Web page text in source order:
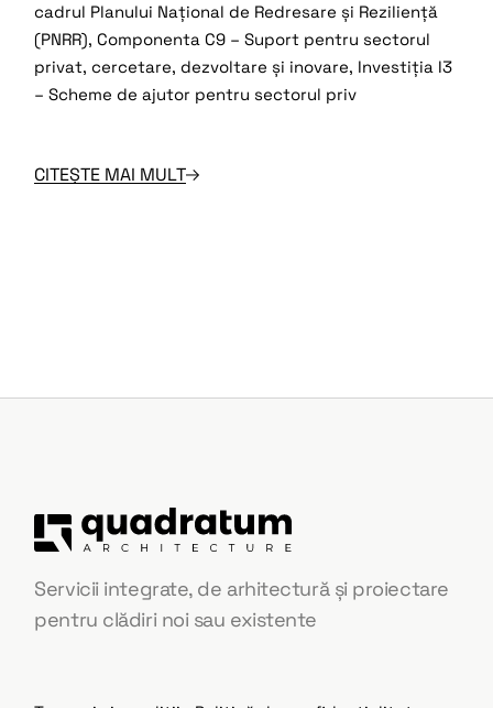
cadrul Planului Național de Redresare și Reziliență
(PNRR), Componenta C9 – Suport pentru sectorul
privat, cercetare, dezvoltare și inovare, Investiția I3
– Scheme de ajutor pentru sectorul priv
CITEȘTE MAI MULT
Servicii integrate, de arhitectură și proiectare
pentru clădiri noi sau existente